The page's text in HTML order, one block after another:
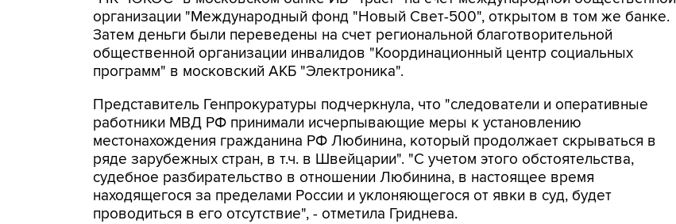
организации "Международный фонд "Новый Свет-500", открытом в том же банке.
Затем деньги были переведены на счет региональной благотворительной
общественной организации инвалидов "Координационный центр социальных
программ" в московский АКБ "Электроника".
Представитель Генпрокуратуры подчеркнула, что "следователи и оперативные
работники МВД РФ принимали исчерпывающие меры к установлению
местонахождения гражданина РФ Любинина, который продолжает скрываться в
ряде зарубежных стран, в т.ч. в Швейцарии". "С учетом этого обстоятельства,
судебное разбирательство в отношении Любинина, в настоящее время
находящегося за пределами России и уклоняющегося от явки в суд, будет
проводиться в его отсутствие", - отметила Гриднева.